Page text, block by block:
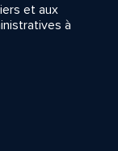
et aux
à